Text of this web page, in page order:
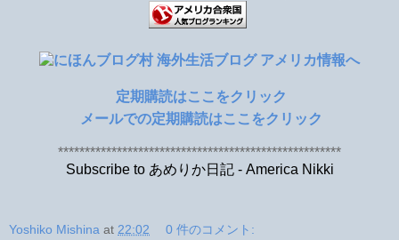
定期購読はここをクリック
メールでの定期購読はここをクリック
*****************************************************
Subscribe to あめりか日記 - America Nikki
Yoshiko Mishina at 22:02 0 件のコメント: